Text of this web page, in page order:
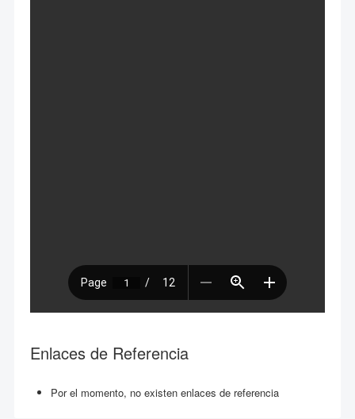
Enlaces de Referencia
Por el momento, no existen enlaces de referencia